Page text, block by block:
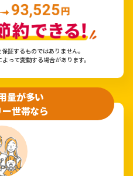
証するものではありません。
って変動する場合があります。
量が多い
世帯なら